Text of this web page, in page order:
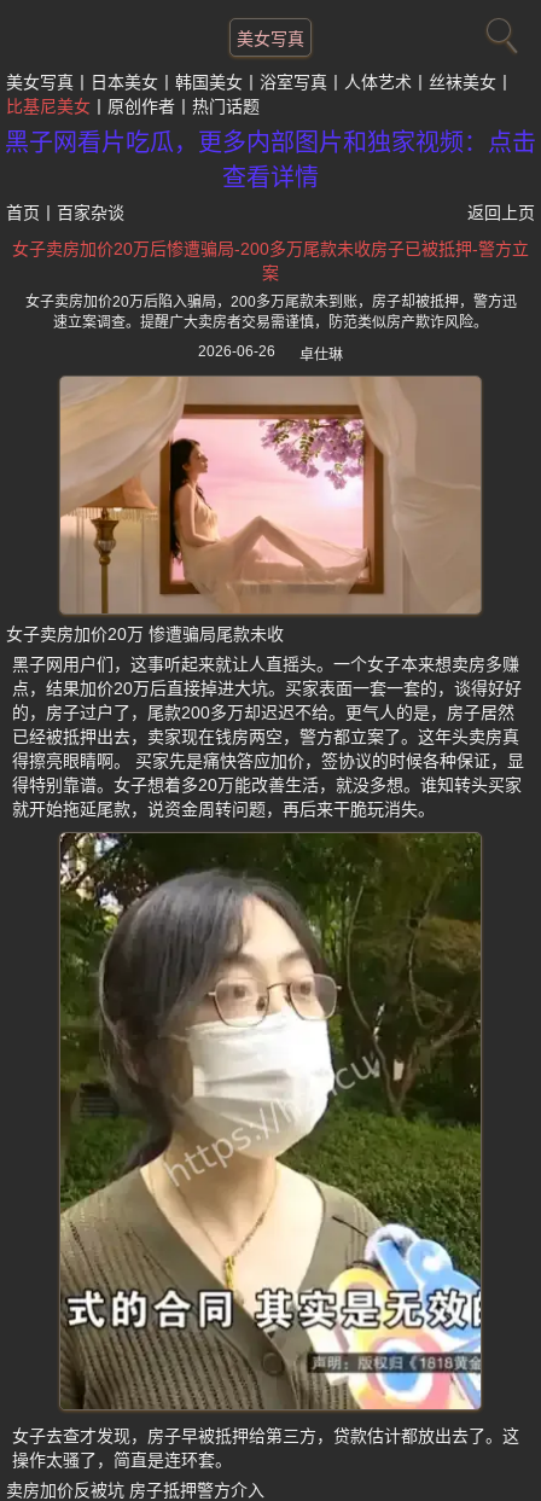
美女写真
美女写真 日本美女 韩国美女 浴室写真 人体艺术
丝袜美女
比基尼美女
原创作者 热门话题
黑子网看片吃瓜，更多内部图片和独家视频：点击
查看详情
首页 百家杂谈
返回上页
女子卖房加价20万后惨遭骗局-200多万尾款未收房子已被抵押-警方立
案
女子卖房加价20万后陷入骗局，200多万尾款未到账，房子却被抵押，警方迅
速立案调查。提醒广大卖房者交易需谨慎，防范类似房产欺诈风险。
2026-06-26
卓仕琳
女子卖房加价20万 惨遭骗局尾款未收
黑子网用户们，这事听起来就让人直摇头。一个女子本来想卖房多赚
点，结果加价20万后直接掉进大坑。买家表面一套一套的，谈得好好
的，房子过户了，尾款200多万却迟迟不给。更气人的是，房子居然
已经被抵押出去，卖家现在钱房两空，警方都立案了。这年头卖房真
得擦亮眼睛啊。 买家先是痛快答应加价，签协议的时候各种保证，显
得特别靠谱。女子想着多20万能改善生活，就没多想。谁知转头买家
就开始拖延尾款，说资金周转问题，再后来干脆玩消失。
女子去查才发现，房子早被抵押给第三方，贷款估计都放出去了。这
操作太骚了，简直是连环套。
卖房加价反被坑 房子抵押警方介入